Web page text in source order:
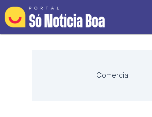
Comercial